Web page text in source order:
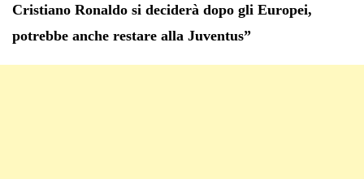
Cristiano Ronaldo si deciderà dopo gli Europei,
potrebbe anche restare alla Juventus”